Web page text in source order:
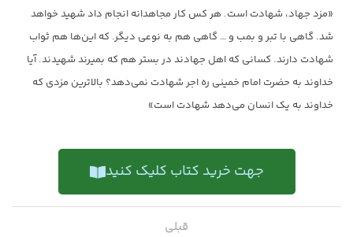
«مزد جهاد، شهادت است. هر کس کار مجاهدانه انجام داد شهید خواهد
شد. گاهی با تبر و بمب و … گاهی هم به نوعی دیگر. که این‌ها هم ثواب
شهادت دارند. کسانی که اهل جهادند در بستر هم که بمیرند شهیدند. آیا
خداوند به حضرت امام خمینی ره اجر شهادت نمی‌دهد؟ بالاترین مزدی که
خداوند به یک انسان می‌دهد شهادت است»
جهت خرید کتاب کلیک کنید
قبلی